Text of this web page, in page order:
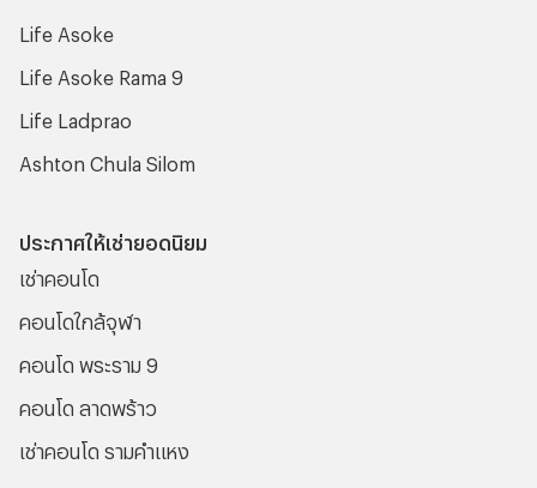
Life Asoke
Life Asoke Rama 9
Life Ladprao
Ashton Chula Silom
ประกาศให้เช่ายอดนิยม
เช่าคอนโด
คอนโดใกล้จุฬา
คอนโด พระราม 9
คอนโด ลาดพร้าว
เช่าคอนโด รามคําแหง